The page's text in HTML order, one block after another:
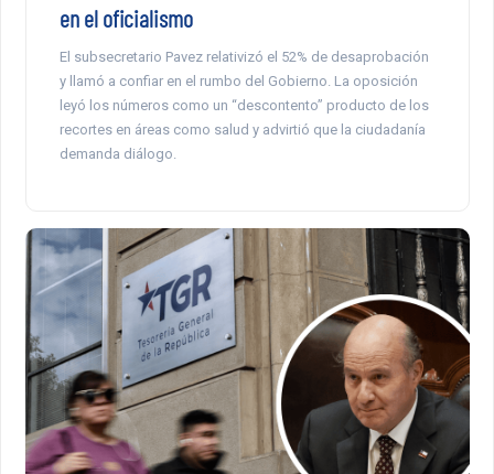
en el oficialismo
El subsecretario Pavez relativizó el 52% de desaprobación
y llamó a confiar en el rumbo del Gobierno. La oposición
leyó los números como un “descontento” producto de los
recortes en áreas como salud y advirtió que la ciudadanía
demanda diálogo.